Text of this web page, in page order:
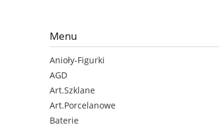
Menu
Anioły-Figurki
AGD
Art.Szklane
Art.Porcelanowe
Baterie